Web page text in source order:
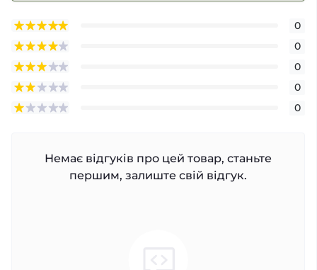
0
0
0
0
0
Немає відгуків про цей товар, станьте
першим, залиште свій відгук.